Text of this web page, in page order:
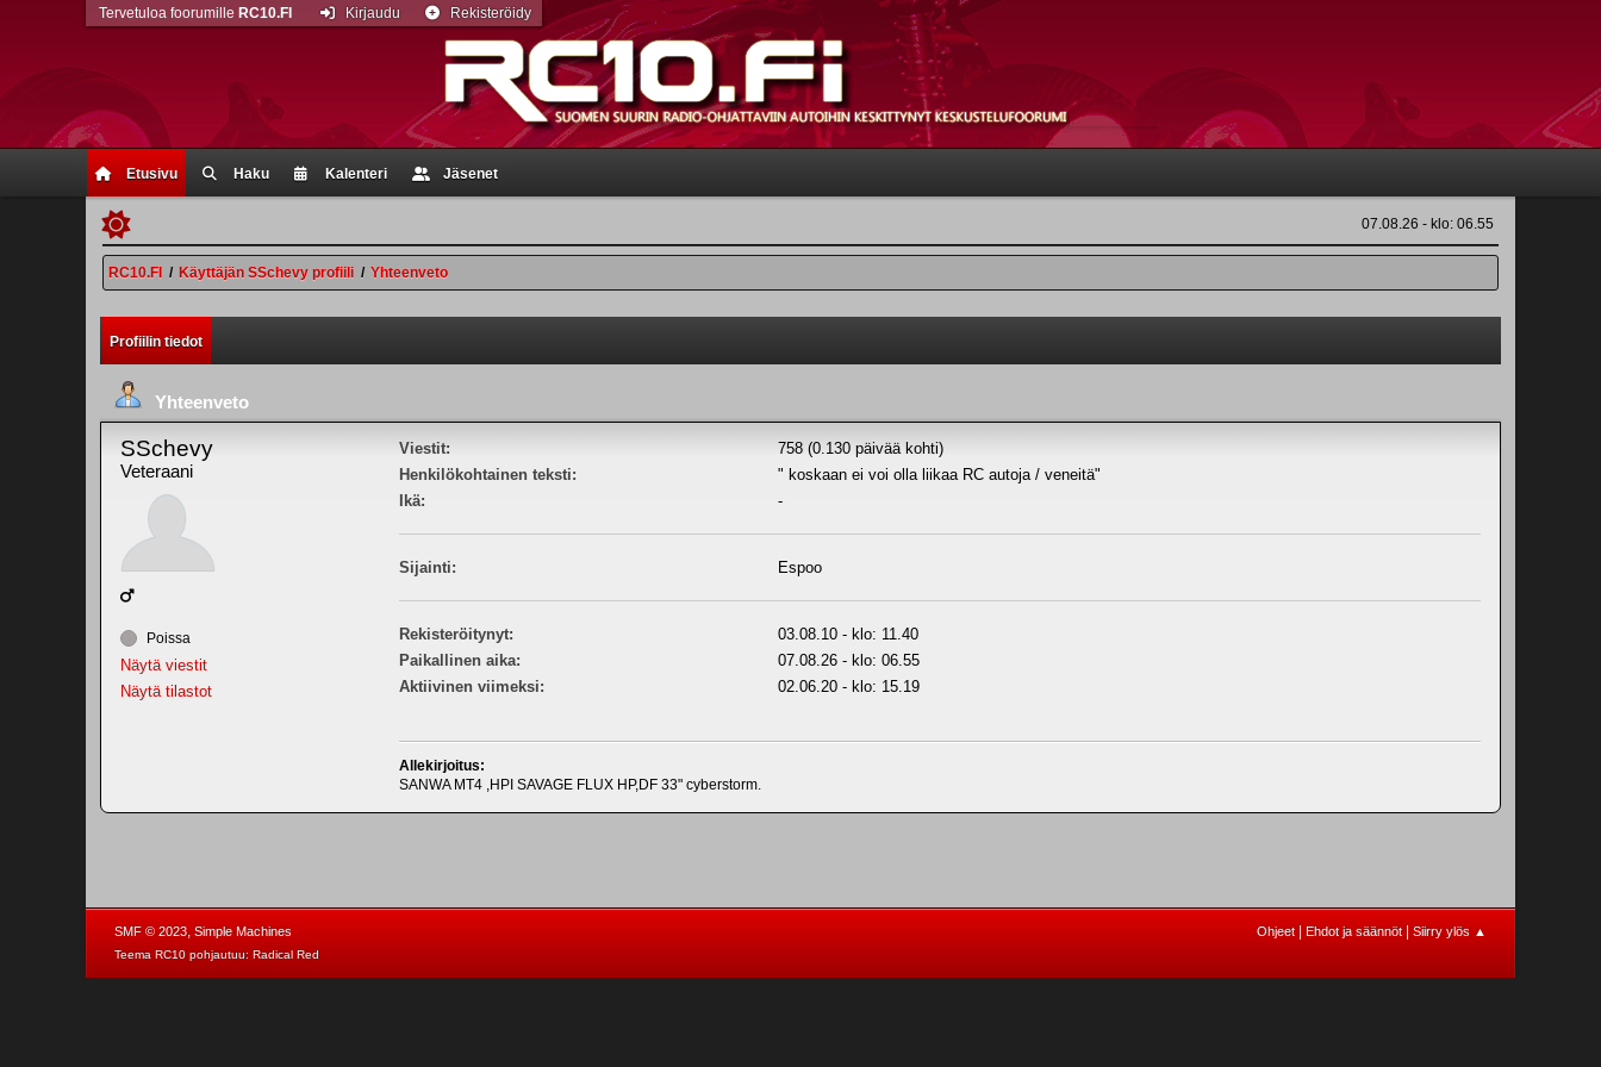
Etusivu Haku Kalenteri Jäsenet
Tervetuloa foorumille RC10.FI Kirjaudu Rekisteröidy
07.08.26 - klo: 06.55
RC10.FI / Käyttäjän SSchevy profiili / Yhteenveto
Profiilin tiedot
Yhteenveto
SSchevy
Veteraani
Poissa
Näytä viestit
Näytä tilastot
Viestit:
758 (0.130 päivää kohti)
Henkilökohtainen teksti:
" koskaan ei voi olla liikaa RC autoja / veneitä"
Ikä:
-
Sijainti: Espoo
Rekisteröitynyt:
03.08.10 - klo: 11.40
Paikallinen aika:
07.08.26 - klo: 06.55
Aktiivinen viimeksi:
02.06.20 - klo: 15.19
Allekirjoitus:
SANWA MT4 ,HPI SAVAGE FLUX HP,DF 33" cyberstorm.
Ohjeet Ehdot ja säännöt Siirry ylös ▲
SMF © 2023, Simple Machines
Teema RC10 pohjautuu: Radical Red